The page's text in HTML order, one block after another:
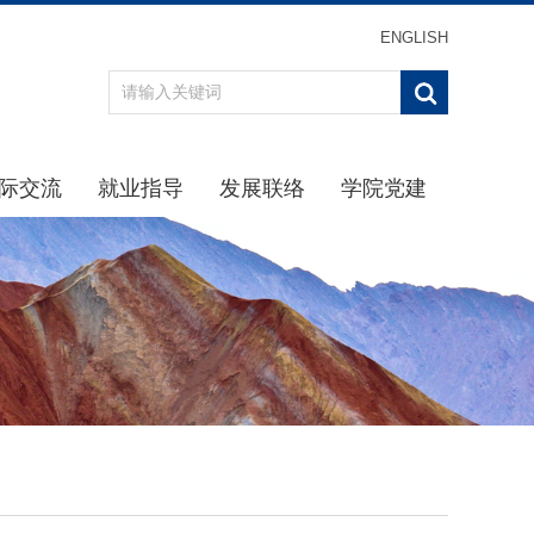
ENGLISH
交流
事指南
公告
制度
动态
项目
就业指导
重点引导
通知公告
生涯规划
招聘信息
下载专区
发展联络
最新消息
校友分会
校友返校
校友名录
校友捐赠
学院党建
理论学
学院纪
党建下